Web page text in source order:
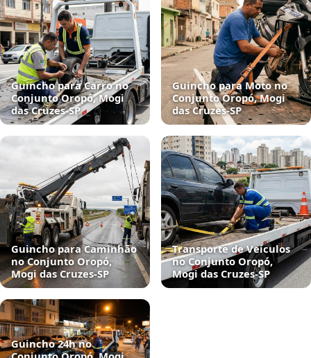
Guincho para Carro no
Conjunto Oropó, Mogi
das Cruzes‑SP
Guincho para Moto no
Conjunto Oropó, Mogi
das Cruzes‑SP
Guincho para Caminhão
no Conjunto Oropó,
Mogi das Cruzes‑SP
Transporte de Veículos
no Conjunto Oropó,
Mogi das Cruzes‑SP
Guincho 24h no